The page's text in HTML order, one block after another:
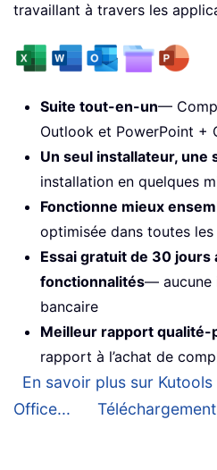
travaillant à travers les
Suite tout-en-un—
Outlook et PowerPoint +
Un seul installateur, une
installation en quelques
Fonctionne mieux
optimisée dans toutes
Essai gratuit de 30 jours
fonctionnalités— aucune
bancaire
Meilleur rapport qualité-
rapport à l’achat de
En savoir plus sur
Office...